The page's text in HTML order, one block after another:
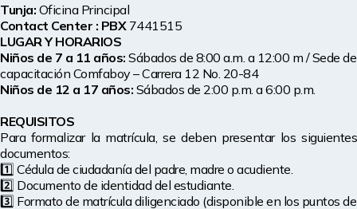
Tunja: Oficina Principal
Contact Center : PBX 7441515
LUGAR Y HORARIOS
Niños de 7 a 11 años: Sábados de 8:00 a.m. a 12:00 m / Sede de
capacitación Comfaboy – Carrera 12 No. 20-84
Niños de 12 a 17 años: Sábados de 2:00 p.m. a 6:00 p.m.
REQUISITOS
Para formalizar la matrícula, se deben presentar los siguientes
documentos:
1️⃣ Cédula de ciudadanía del padre, madre o acudiente.
2️⃣ Documento de identidad del estudiante.
3️⃣ Formato de matrícula diligenciado (disponible en los puntos de